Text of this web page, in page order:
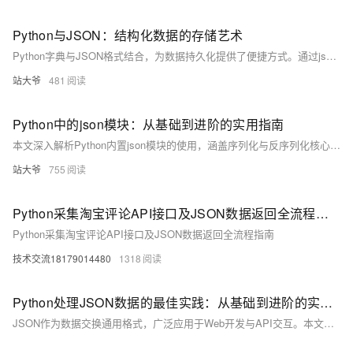
Python与JSON：结构化数据的存储艺术
Python字典与JSON格式结合，为数据持久化提供了便捷方式。通过json模块，可轻松实现数据序列化与反序列化，支持跨平台数据交换。适用于配置管理、API通信等场景，兼具可读性与高效性，是Python开发中不可或缺的数据处理工具。
站大爷 481
Python中的json模块：从基础到进阶的实用指南
本文深入解析Python内置json模块的使用，涵盖序列化与反序列化核心函数、参数配置、中文处理、自定义对象转换及异常处理，并介绍性能优化与第三方库扩展，助你高效实现JSON数据交互。（238字）
站大爷 755
Python采集淘宝评论API接口及JSON数据返回全流程指南
Python采集淘宝评论API接口及JSON数据返回全流程指南
技术交流18179014480 1318
Python处理JSON数据的最佳实践：从基础到进阶的实用指南
JSON作为数据交换通用格式，广泛应用于Web开发与API交互。本文详解Python处理JSON的10个关键实践，涵盖序列化、复杂结构处理、性能优化与安全编程，助开发者高效应对各类JSON数据挑战。